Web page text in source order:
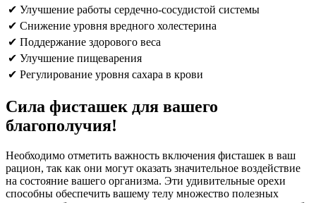
✔ Улучшение работы сердечно-сосудистой системы
✔ Снижение уровня вредного холестерина
✔ Поддержание здорового веса
✔ Улучшение пищеварения
✔ Регулирование уровня сахара в крови
Сила фисташек для вашего
благополучия!
Необходимо отметить важность включения фисташек в ваш
рацион, так как они могут оказать значительное воздействие
на состояние вашего организма. Эти удивительные орехи
способны обеспечить вашему телу множество полезных